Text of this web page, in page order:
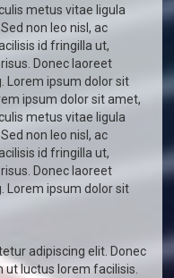
metus vitae ligula
non leo nisl, ac
id fringilla ut,
Donec laoreet
Lorem ipsum dolor sit
ipsum dolor sit amet,
metus vitae ligula
non leo nisl, ac
id fringilla ut,
Donec laoreet
Lorem ipsum dolor sit
adipiscing elit. Donec
luctus lorem facilisis.